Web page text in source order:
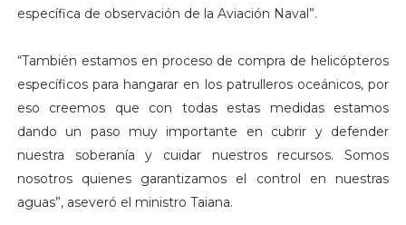
específica de observación de la Aviación Naval”.
“También estamos en proceso de compra de helicópteros
específicos para hangarar en los patrulleros oceánicos, por
eso creemos que con todas estas medidas estamos
dando un paso muy importante en cubrir y defender
nuestra soberanía y cuidar nuestros recursos. Somos
nosotros quienes garantizamos el control en nuestras
aguas”, aseveró el ministro Taiana.